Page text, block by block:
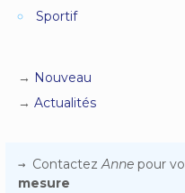
Sportif
Nouveau
Actualités
ContactezAnne pour
mesure